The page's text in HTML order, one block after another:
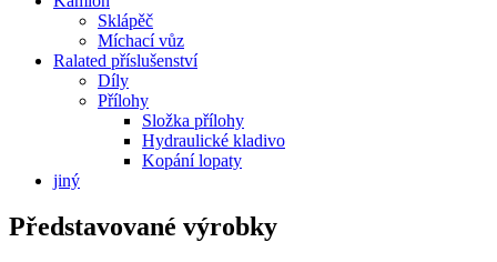
Sklápěč
Míchací vůz
Ralated příslušenství
Díly
Přílohy
Složka přílohy
Hydraulické kladivo
Kopání lopaty
jiný
Představované výrobky